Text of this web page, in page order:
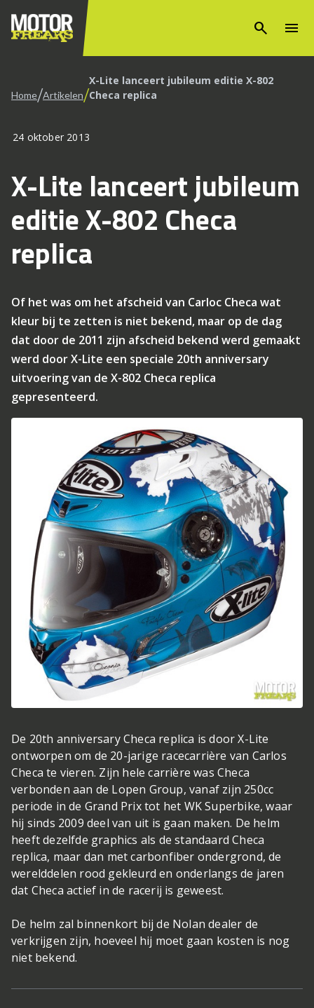
search menu
Home/Artikelen/X-Lite lanceert jubileum editie X-802
Checa replica
24 oktober 2013
X-Lite lanceert jubileum
editie X-802 Checa
replica
Of het was om het afscheid van Carloc Checa wat
kleur bij te zetten is niet bekend, maar op de dag
dat door de 2011 zijn afscheid bekend werd gemaakt
werd door X-Lite een speciale 20th anniversary
uitvoering van de X-802 Checa replica
gepresenteerd.
De 20th anniversary Checa replica is door X-Lite
ontworpen om de 20-jarige racecarrière van Carlos
Checa te vieren. Zijn hele carrière was Checa
verbonden aan de Lopen Group, vanaf zijn 250cc
periode in de Grand Prix tot het WK Superbike, waar
hij sinds 2009 deel van uit is gaan maken. De helm
heeft dezelfde graphics als de standaard Checa
replica, maar dan met carbonfiber ondergrond, de
werelddelen rood gekleurd en onderlangs de jaren
dat Checa actief in de racerij is geweest.
De helm zal binnenkort bij de Nolan dealer de
verkrijgen zijn, hoeveel hij moet gaan kosten is nog
niet bekend.